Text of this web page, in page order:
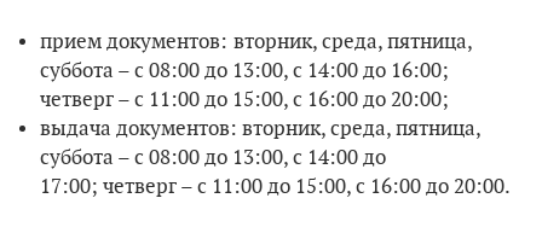
прием документов: вторник, среда, пятница,
суббота – с 08:00 до 13:00, с 14:00 до 16:00;
четверг – с 11:00 до 15:00, с 16:00 до 20:00;
выдача документов: вторник, среда, пятница,
суббота – с 08:00 до 13:00, с 14:00 до
17:00; четверг – с 11:00 до 15:00, с 16:00 до 20:00.